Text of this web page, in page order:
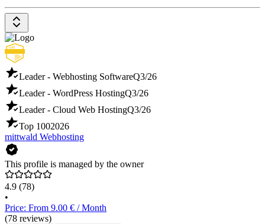
Leader - Webhosting SoftwareQ3/26
Leader - WordPress HostingQ3/26
Leader - Cloud Web HostingQ3/26
Top 1002026
mittwald Webhosting
This profile is managed by the owner
4.9 (78)
•
Price: From 9.00 € / Month
(78 reviews)